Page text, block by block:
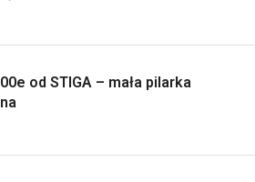
od STIGA – mała pilarka